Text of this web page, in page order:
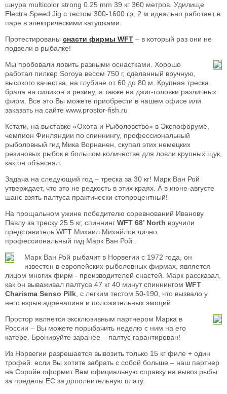
шнура multicolor strong 0.25 mm 39 кг 360 метров. Удилище
Electra Speed Jig с тестом 300-1600 гр, 2 м идеально работает в
паре в электрическими катушками.
Протестированы снасти фирмы WFT – в который раз они не
подвели в рыбалке!
Мы пробовали ловить разными оснастками. Хорошо
работал пилкер Soroya весом 750 г, сделанный вручную,
высокого качества, на глубине от 60 до 80 м. Крупная треска
брала на силикон и резину, а также на джиг-головки различных
фирм. Все это Вы можете приобрести в нашем офисе или
заказать на сайте www.prostor-fish.ru
Кстати, на выставке «Охота и Рыболовство» в Экспофоруме,
чемпион Финляндии по спиннингу, профессиональный
рыболовный гид Мика Ворнанен, скупал этих немецких
резиновых рыбок в большом количестве для ловли крупных щук,
как он объяснял.
Задача на следующий год – треска за 30 кг! Марк Ван Рой
утверждает, что это не редкость в этих краях. А в июне-августе
шанс взять палтуса практически стопроцентный!
На прощальном ужине победителю соревнований Иванову
Павлу за треску 25.5 кг, спиннинг WFT 68’ North вручили
представитель WFT Михаил Михайлов лично
профессиональный гид Марк Ван Рой .
Марк Ван Рой рыбачит в Норвегии с 1972 года, он
известен в европейских рыболовных фирмах, является
лицом многих фирм - производителей снастей. Марк рассказал,
как он вываживал палтуса 47 кг 40 минут спиннингом WFT
Charisma Senso Pilk , c легким тестом 50-190, что вызвало у
него взрыв адреналина и положительных эмоций.
Простор является эксклюзивным партнером Марка в
России – Вы можете порыбачить неделю с ним на его
катере. Бронируйте заранее – палтус гарантирован!
Из Норвегии разрешается вывозить только 15 кг филе + один
трофей. если Вы хотите забрать с собой больше – наш партнер
на Соройе оформит Вам официальную справку на вывоз рыбы
за пределы ЕС за дополнительную плату.